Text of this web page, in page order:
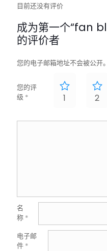
目前还没有评价
成为第一个“fan
的评价者
您的电子邮箱地址不会被公开。
您的评
级 * 1 2
名
称 *
电子邮
件 *